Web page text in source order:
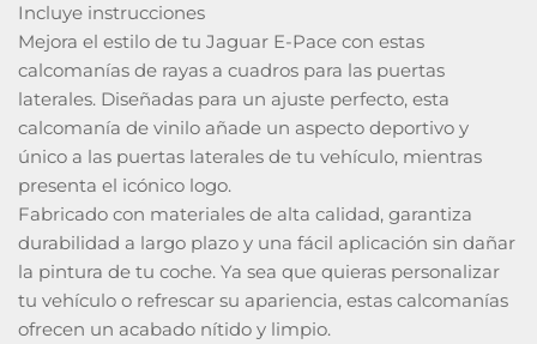
Incluye instrucciones
Mejora el estilo de tu Jaguar E-Pace con estas
calcomanías de rayas a cuadros para las puertas
laterales. Diseñadas para un ajuste perfecto, esta
calcomanía de vinilo añade un aspecto deportivo y
único a las puertas laterales de tu vehículo, mientras
presenta el icónico logo.
Fabricado con materiales de alta calidad, garantiza
durabilidad a largo plazo y una fácil aplicación sin dañar
la pintura de tu coche. Ya sea que quieras personalizar
tu vehículo o refrescar su apariencia, estas calcomanías
ofrecen un acabado nítido y limpio.